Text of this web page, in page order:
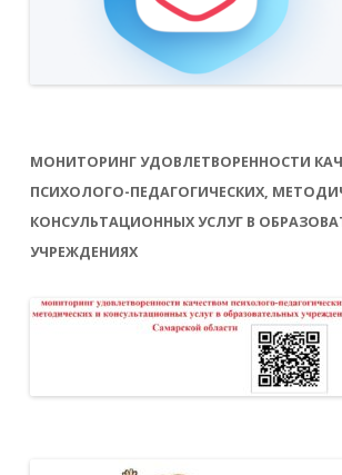
МОНИТОРИНГ УДОВЛЕТВОРЕННОСТИ
ПСИХОЛОГО-ПЕДАГОГИЧЕСКИХ,
КОНСУЛЬТАЦИОННЫХ УСЛУГ В
УЧРЕЖДЕНИЯХ